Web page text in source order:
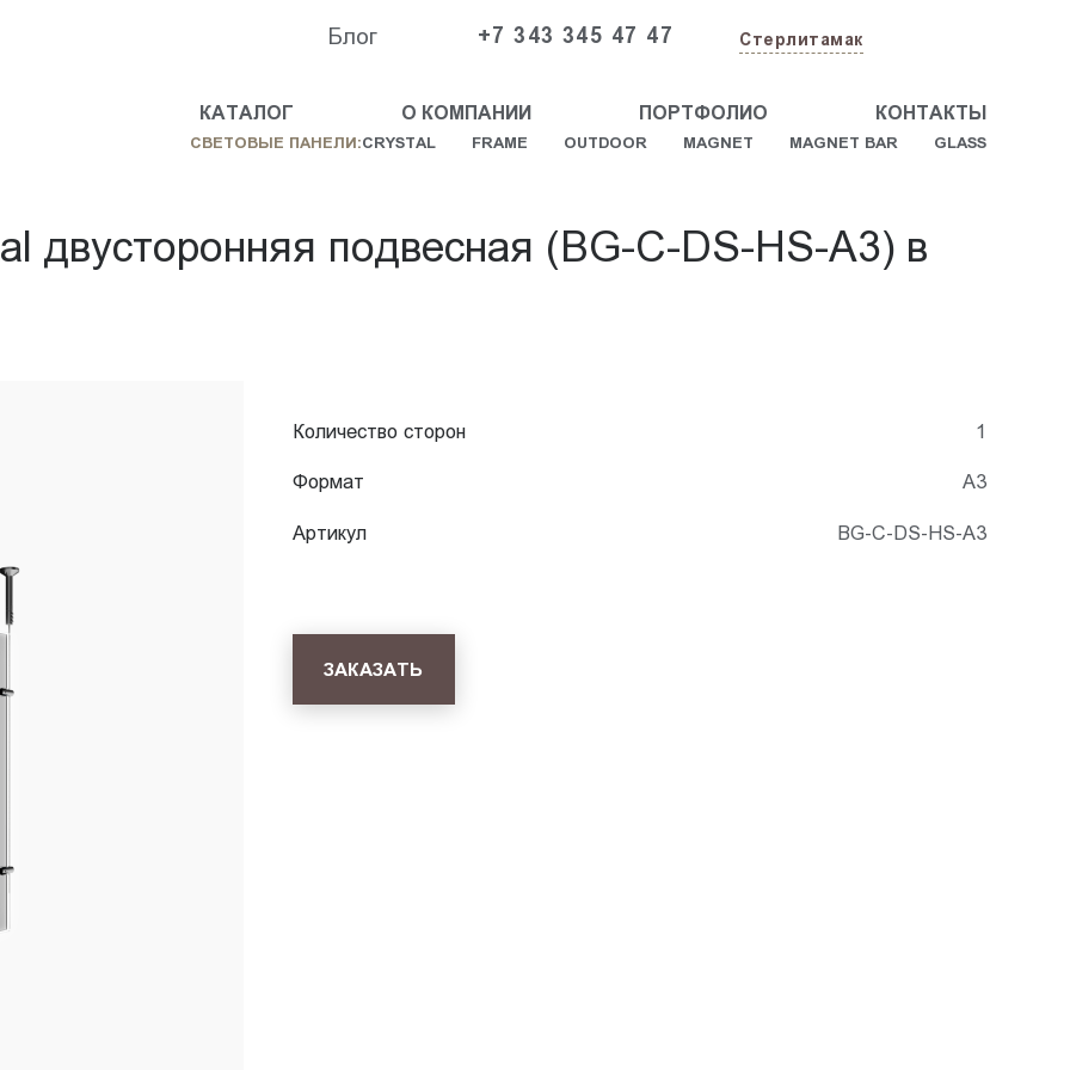
Блог +7 343 345 47 47 Стерлитамак
КАТАЛОГ О КОМПАНИИ ПОРТФОЛИО КОНТАКТЫ
СВЕТОВЫЕ ПАНЕЛИ:CRYSTAL FRAME OUTDOOR MAGNET MAGNET BAR GLASS
двусторонняя подвесная (BG-C-DS-HS-A3) в
Количество сторон 1
Формат А3
Артикул BG-C-DS-HS-A3
ЗАКАЗАТЬ